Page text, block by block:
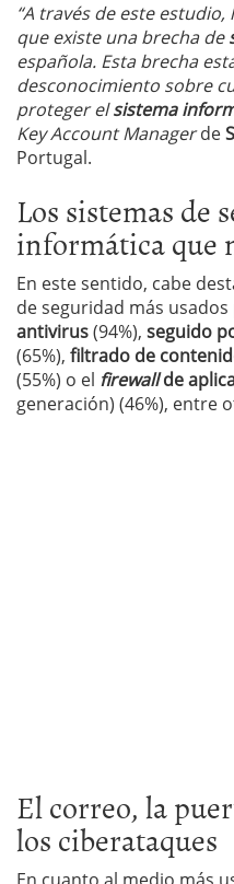
“A través de este
que existe una brecha de
española. Esta brecha
desconocimiento sobre
proteger elsistema
Key Account Managerde
Portugal.
Los sistemas de
informática que
En este sentido, cabe
de seguridad más usados
antivirus(94%), seguido
(65%), filtrado de
(55%) o el firewallde
generación) (46%), entre
El correo, la
los ciberataques